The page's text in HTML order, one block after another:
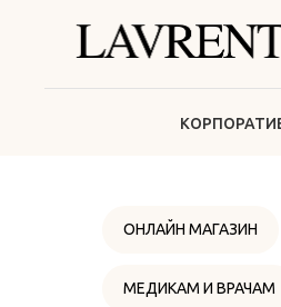
ОНЛАЙН МАГАЗИН
МЕДИКАМ И ВРАЧАМ